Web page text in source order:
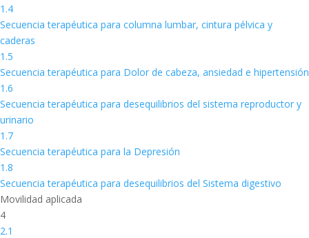
1.4
Secuencia terapéutica para columna lumbar, cintura pélvica y
caderas
1.5
Secuencia terapéutica para Dolor de cabeza, ansiedad e hipertensión
1.6
Secuencia terapéutica para desequilibrios del sistema reproductor y
urinario
1.7
Secuencia terapéutica para la Depresión
1.8
Secuencia terapéutica para desequilibrios del Sistema digestivo
Movilidad aplicada
4
2.1